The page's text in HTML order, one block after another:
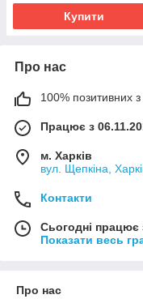
Купити
Про нас
100% позитивних з
Працює з
м. Харків
вул. Щепкіна,
Контакти
Сьогодні працює
Показати весь
Про нас